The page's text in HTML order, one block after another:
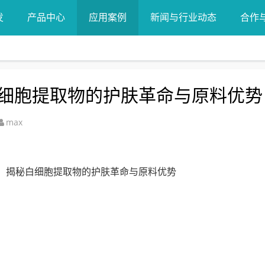
产品中心 应用案例 新闻与行业动态 合作
胞提取物的护肤革命与原料优势
max